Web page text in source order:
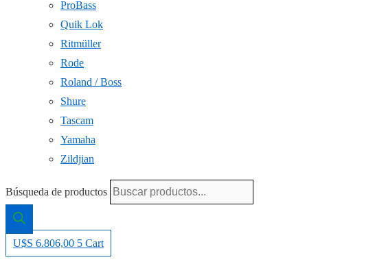
ProBass
Quik Lok
Ritmüller
Rode
Roland / Boss
Shure
Tascam
Yamaha
Zildjian
Búsqueda de productos
U$S 6.806,00 5 Cart